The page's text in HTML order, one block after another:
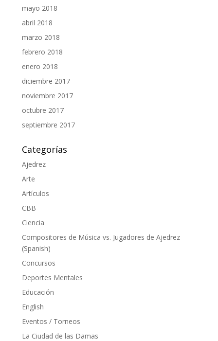
mayo 2018
abril 2018
marzo 2018
febrero 2018
enero 2018
diciembre 2017
noviembre 2017
octubre 2017
septiembre 2017
Categorías
Ajedrez
Arte
Artículos
CBB
Ciencia
Compositores de Música vs. Jugadores de Ajedrez
(Spanish)
Concursos
Deportes Mentales
Educación
English
Eventos / Torneos
La Ciudad de las Damas